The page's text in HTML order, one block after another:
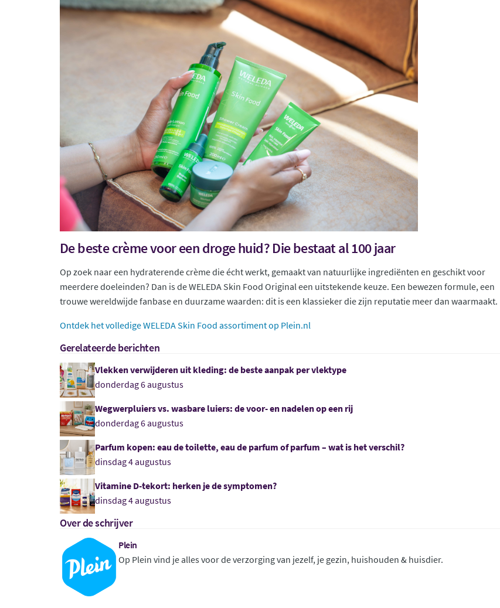
De beste crème voor een droge huid? Die bestaat al 100 jaar
Op zoek naar een hydraterende crème die écht werkt, gemaakt van natuurlijke ingrediënten en geschikt voor
meerdere doeleinden? Dan is de WELEDA Skin Food Original een uitstekende keuze. Een bewezen formule, een
trouwe wereldwijde fanbase en duurzame waarden: dit is een klassieker die zijn reputatie meer dan waarmaakt.
Ontdek het volledige WELEDA Skin Food assortiment op Plein.nl
Gerelateerde berichten
Vlekken verwijderen uit kleding: de beste aanpak per vlektype
donderdag 6 augustus
Wegwerpluiers vs. wasbare luiers: de voor- en nadelen op een rij
donderdag 6 augustus
Parfum kopen: eau de toilette, eau de parfum of parfum – wat is het verschil?
dinsdag 4 augustus
Vitamine D-tekort: herken je de symptomen?
dinsdag 4 augustus
Over de schrijver
Plein
Op Plein vind je alles voor de verzorging van jezelf, je gezin, huishouden & huisdier.